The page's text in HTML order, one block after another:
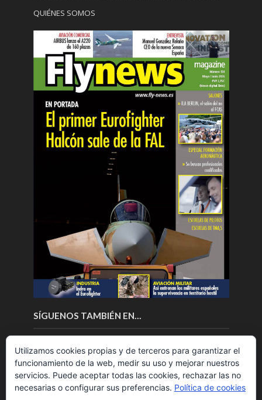
QUIÉNES SOMOS
SÍGUENOS TAMBIÉN EN…
Utilizamos cookies propias y de terceros para garantizar el
funcionamiento de la web, medir su uso y mejorar nuestros
servicios. Puede aceptar todas las cookies, rechazar las no
necesarias o configurar sus preferencias. Política de cookies